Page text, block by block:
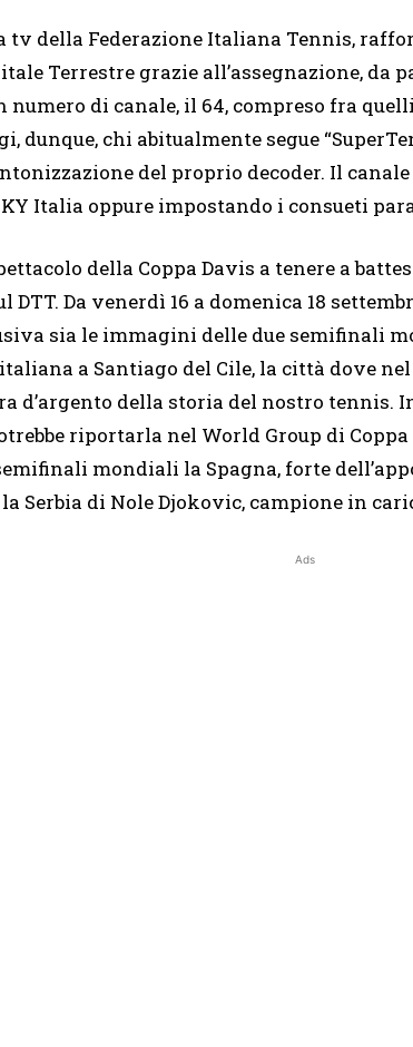
tv della Federazione Italiana Tennis,
Terrestre grazie all’assegnazione, da
numero di canale, il 64, compreso fra
dunque, chi abitualmente segue
del proprio decoder. Il
Italia oppure impostando i consueti
della Coppa Davis a tenere a
DTT. Da venerdì 16 a domenica 18
sia le immagini delle due semifinali
a Santiago del Cile, la città dove
d’argento della storia del nostro tennis.
riportarla nel World Group di
mondiali la Spagna, forte
Serbia di Nole Djokovic, campione in
Ads